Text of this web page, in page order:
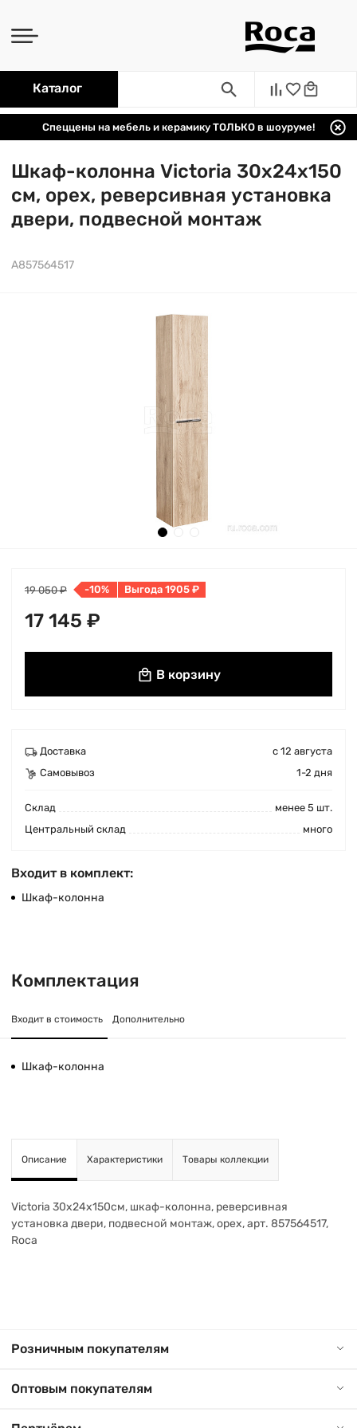
Каталог
Спеццены на мебель и керамику ТОЛЬКО в шоуруме!
Шкаф-колонна Victoria 30х24х150
см, орех, реверсивная установка
двери, подвесной монтаж
A857564517
19 050 ₽ -10% Выгода 1905 ₽
17 145 ₽
В корзину
Доставка
с 12 августа
Самовывоз
1-2 дня
Cклад
менее 5 шт.
Центральный склад
много
Входит в комплект:
Шкаф-колонна
Комплектация
Входит в стоимость Дополнительно
Шкаф-колонна
Описание Характеристики Товары коллекции
Victoria 30х24х150см, шкаф-колонна, реверсивная
установка двери, подвесной монтаж, орех, арт. 857564517,
Roca
Розничным покупателям
Оптовым покупателям